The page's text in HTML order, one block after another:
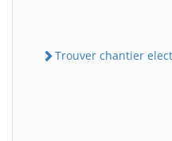
Trouver chantier